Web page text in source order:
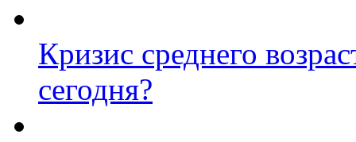
Кризис среднего
сегодня?